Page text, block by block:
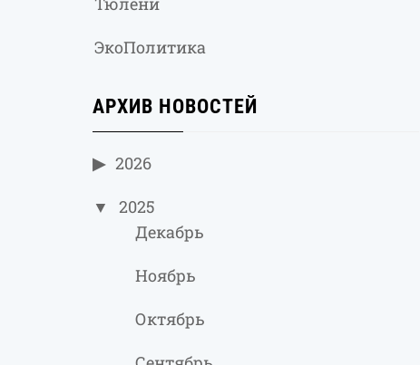
ЭкоПолитика
АРХИВ НОВОСТЕЙ
2026
2025
Декабрь
Ноябрь
Октябрь